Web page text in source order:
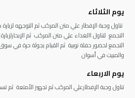
يوم الثلاثاء
تناول وجبة الإفطار علي متن المركب ثم التوجهه
التجمع لتناول االغداء علي متن المركب ثم الإبحارلزيارة
التجمع لحضور حفلة نوبية ثم القيام بجولة حرة في
والمبيت في أسوان
يوم الاربعاء
تناول وجبة الإفطارعلي المركب ثم تجهيز الأمتعة ثم